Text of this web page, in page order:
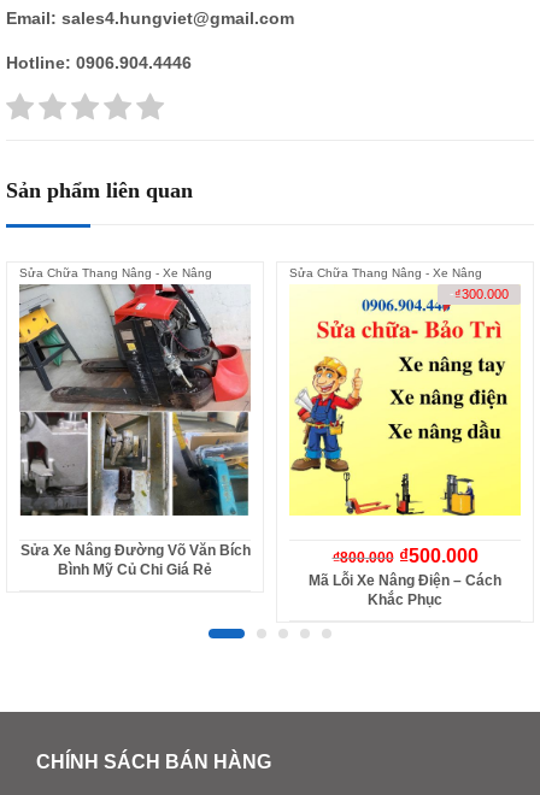
Email: sales4.hungviet@gmail.com
Hotline: 0906.904.4446
Sản phẩm liên quan
Sửa Chữa Thang Nâng - Xe Nâng
Sửa Xe Nâng Đường Võ Văn Bích
Bình Mỹ Củ Chi Giá Rẻ
Sửa Chữa Thang Nâng - Xe Nâng
-₫300.000
₫800.000 ₫500.000
Mã Lỗi Xe Nâng Điện – Cách
Khắc Phục
CHÍNH SÁCH BÁN HÀNG